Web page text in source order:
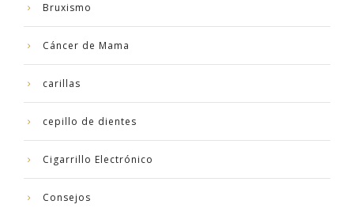
Bruxismo
Cáncer de Mama
carillas
cepillo de dientes
Cigarrillo Electrónico
Consejos